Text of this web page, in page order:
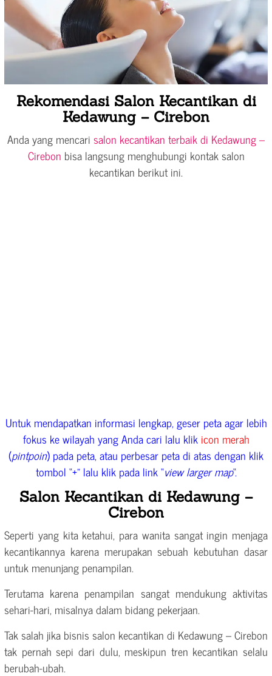
Rekomendasi Salon Kecantikan di
Kedawung – Cirebon
Anda yang mencari salon kecantikan terbaik di Kedawung –
Cirebon bisa langsung menghubungi kontak salon
kecantikan berikut ini.
Untuk mendapatkan informasi lengkap, geser peta agar lebih
fokus ke wilayah yang Anda cari lalu klik icon merah
(pintpoin) pada peta, atau perbesar peta di atas dengan klik
tombol “+” lalu klik pada link “view larger map“.
Salon Kecantikan di Kedawung –
Cirebon
Seperti yang kita ketahui, para wanita sangat ingin menjaga
kecantikannya karena merupakan sebuah kebutuhan dasar
untuk menunjang penampilan.
Terutama karena penampilan sangat mendukung aktivitas
sehari-hari, misalnya dalam bidang pekerjaan.
Tak salah jika bisnis salon kecantikan di Kedawung – Cirebon
tak pernah sepi dari dulu, meskipun tren kecantikan selalu
berubah-ubah.